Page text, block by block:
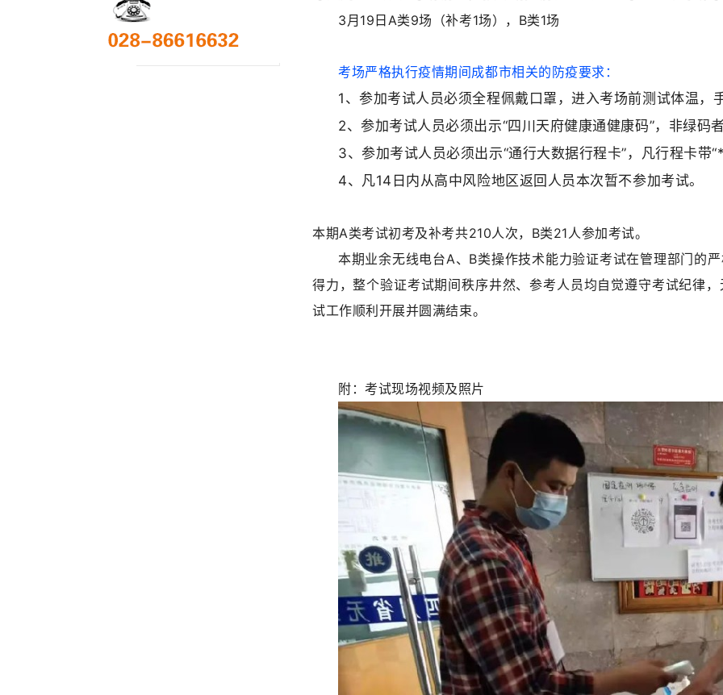
3月19日A类9场（补考1场），B类1场
考场严格执行疫情期间成都市相关的防疫要求：
1、参加考试人员必须全程佩戴口罩，进入考场前测试体温，
2、参加考试人员必须出示“四川天府健康通健康码”，非绿码
3、参加考试人员必须出示“通行大数据行程卡”，凡行程卡带
4、凡14日内从高中风险地区返回人员本次暂不参加考试。
本期A类考试初考及补考共210人次，B类21人参加考试。
本期业余无线电台A、B类操作技术能力验证考试在管理部门的
得力，整个验证考试期间秩序井然、参考人员均自觉遵守考试纪律
试工作顺利开展并圆满结束。
附：考试现场视频及照片